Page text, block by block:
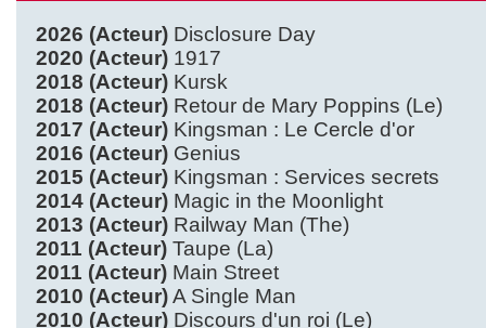
2026 (Acteur) Disclosure Day
2020 (Acteur) 1917
2018 (Acteur) Kursk
2018 (Acteur) Retour de Mary Poppins (Le)
2017 (Acteur) Kingsman : Le Cercle d'or
2016 (Acteur) Genius
2015 (Acteur) Kingsman : Services secrets
2014 (Acteur) Magic in the Moonlight
2013 (Acteur) Railway Man (The)
2011 (Acteur) Taupe (La)
2011 (Acteur) Main Street
2010 (Acteur)A Single Man
2010 (Acteur) Discours d'un roi (Le)